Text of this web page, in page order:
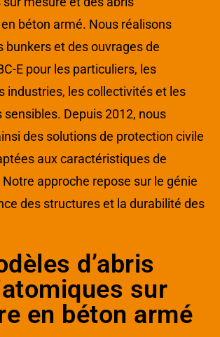
béton armé. Nous réalisons
bunkers et des ouvrages de
E pour les particuliers, les
industries, les collectivités et les
Depuis 2012, nous
des solutions de protection civile
aux caractéristiques de
approche repose sur le génie
des structures et la durabilité des
d’abris
sur
en béton armé